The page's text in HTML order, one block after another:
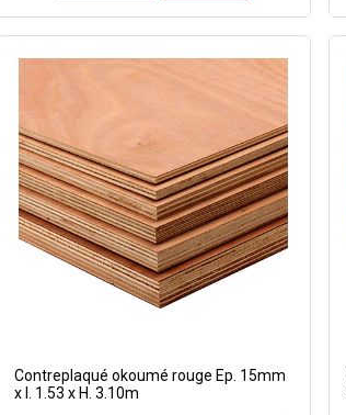
Contreplaqué okoumé rouge Ep. 15mm
x l. 1.53 x H. 3.10m